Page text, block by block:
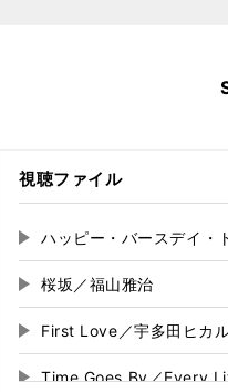
視聴ファイル
再
生
す
る
ハッピー・バースデイ・
再
生
す
る
桜坂／福山雅治
再
生
す
First Love／宇多田ヒカ
再
Time Goes By／Every